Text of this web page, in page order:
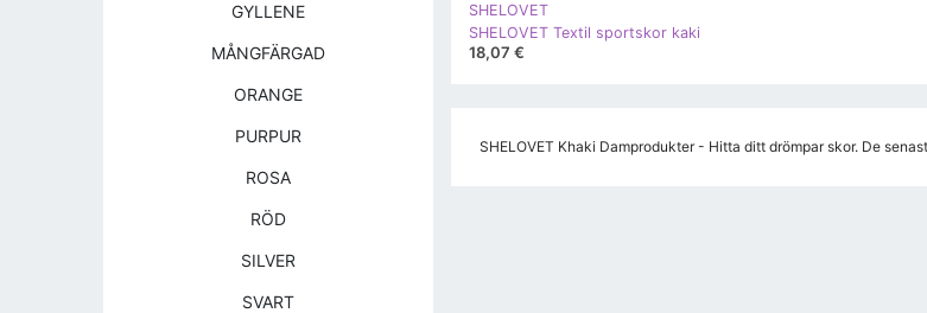
SHELOVET
SHELOVET Textil sportskor kaki
18,07 €
SHELOVET Khaki Damprodukter - Hitta ditt drömpar skor. De
GYLLENE
MÅNGFÄRGAD
ORANGE
PURPUR
ROSA
RÖD
SILVER
SVART